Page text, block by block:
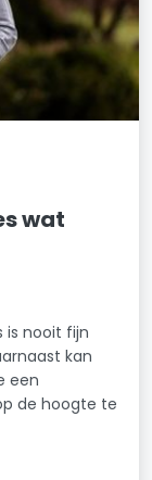
wat
is nooit fijn
kan
een
de hoogte te